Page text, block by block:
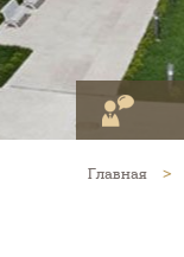
Главная >